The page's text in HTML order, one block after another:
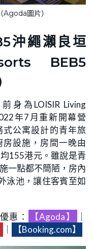
圖片）
沖繩瀨良垣
BEB5
身為LOISIR Living
年7月重新開幕營
公寓設計的青年旅
設施，房間一晚由
155港元。雖說是青
一點都不簡陋，房內
泳池，讓住客賓至如
惠： 【Agoda】
【Booking.com】